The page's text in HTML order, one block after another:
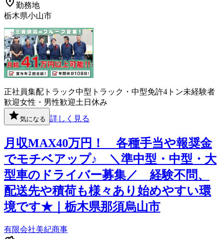
勤務地
栃木県小山市
正社員集配 トラック中型トラック・中型免許4トン未経験者
歓迎女性・男性歓迎土日休み
気になる 詳しく見る
月収MAX40万円！ 各種手当や報奨金
でモチベアップ♪ ＼準中型・中型・大
型車のドライバー募集／ 経験不問、
配送先や積荷も様々あり始めやすい環
境です★｜栃木県那須烏山市
有限会社美紀商事